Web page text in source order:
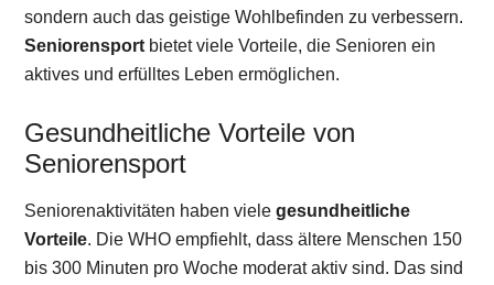
sondern auch das geistige Wohlbefinden zu verbessern.
Seniorensport bietet viele Vorteile, die Senioren ein
aktives und erfülltes Leben ermöglichen.
Gesundheitliche Vorteile von
Seniorensport
Seniorenaktivitäten haben vielegesundheitliche
Vorteile. Die WHO empfiehlt, dass ältere Menschen 150
bis 300 Minuten pro Woche moderat aktiv sind. Das sind